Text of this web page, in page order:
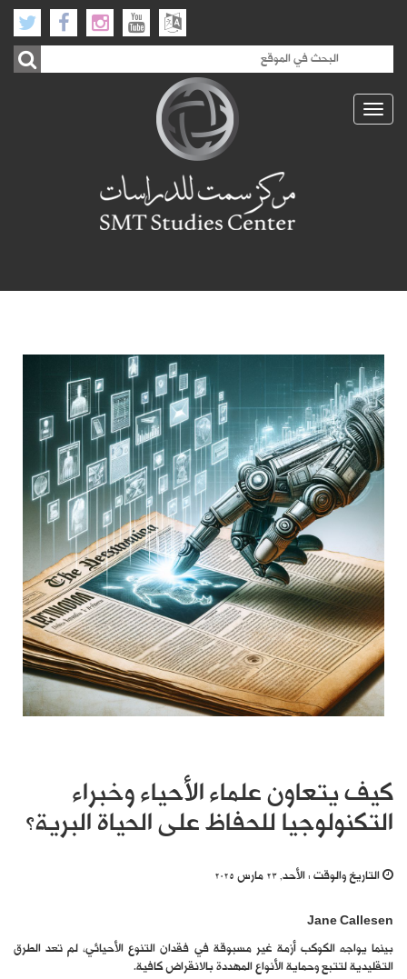
Toggle
navigation
كيف يتعاون علماء الأحياء وخبراء
التكنولوجيا للحفاظ على الحياة البرية؟
التاريخ والوقت :الأحد, 23 مارس 2025
Jane Callesen
بينما يواجه الكوكب أزمة غير مسبوقة في فقدان التنوع الأحيائي، لم تعد الطرق
التقليدية لتتبع وحماية الأنواع المهددة بالانقراض كافية.